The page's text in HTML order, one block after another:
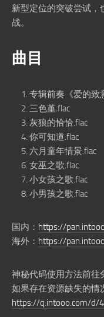
新型定位的突破尝试，
战。
曲目
专辑前奏《爱的致
三色堇.flac
灰狼的恰恰.flac
你可知道.flac
六月童年情景.flac
女巫之歌.flac
小女孩之歌.flac
小男孩之歌.flac
国内： https://
海外： https://
神秘代码使用方法前往
如果存在资源缺失的情
https://q.intooo.com/d/